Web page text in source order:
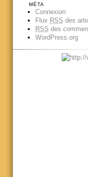
MÉTA
Connexion
Flux RSS des
RSS des
WordPress.org